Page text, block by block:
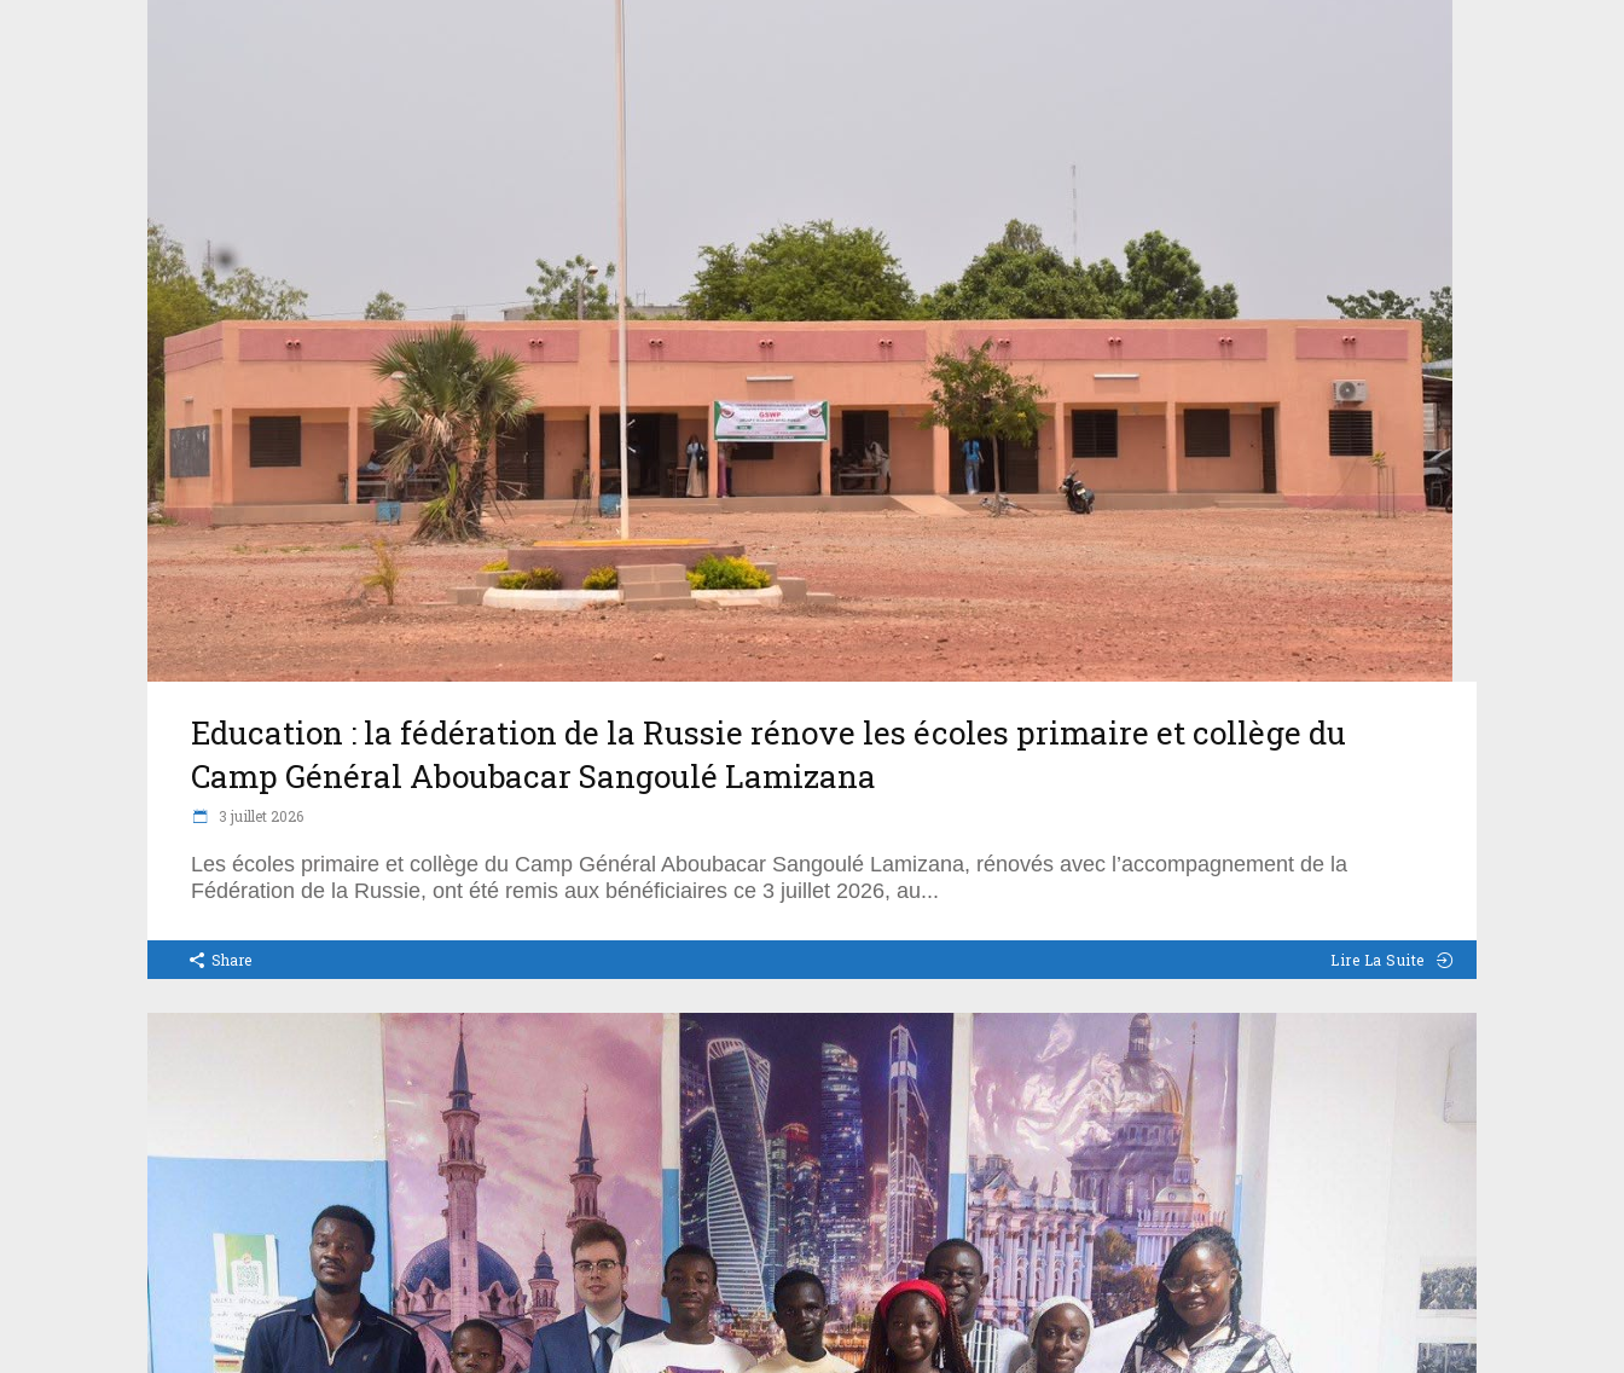
Education : la fédération de la Russie rénove les écoles primaire et collège du
Camp Général Aboubacar Sangoulé Lamizana
3 juillet 2026
Les écoles primaire et collège du Camp Général Aboubacar Sangoulé Lamizana, rénovés avec l’accompagnement de la
Fédération de la Russie, ont été remis aux bénéficiaires ce 3 juillet 2026, au
Share Lire La Suite